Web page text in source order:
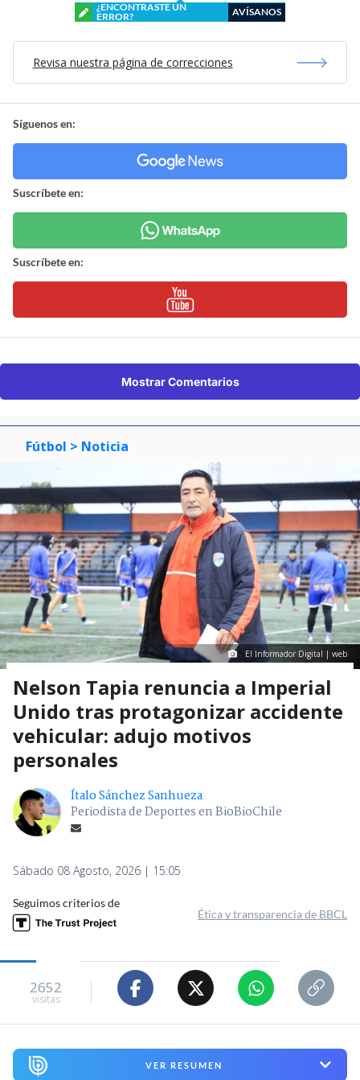
¿ENCONTRASTE UN
ERROR?
AVÍSANOS
Revisa nuestra página de correcciones
Síguenos en:
Suscríbete en:
Suscríbete en:
Mostrar Comentarios
Fútbol > Noticia
El Informador Digital | web
Nelson Tapia renuncia a Imperial
Unido tras protagonizar accidente
vehicular: adujo motivos
personales
Ítalo Sánchez Sanhueza
Periodista de Deportes en BioBioChile
Sábado 08 Agosto, 2026 | 15:05
Seguimos criterios de
Ética y transparencia de BBCL
2652
visitas
VER RESUMEN